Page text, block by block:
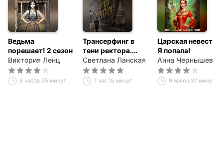
Ведьма
порешает! 2 сезон
Виктория Ленц
8 часов 25 минут
Трансерфинг в
тени ректора.
Книга первая.
Светлана Ланская
1 час 15 минут
Царская невеста.
Я попала!
Анна Чернышева
9 часов 37 минут